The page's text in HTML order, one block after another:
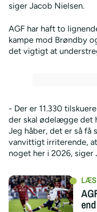
siger Jacob Nielsen.
AGF har haft to
kampe mod Brøndby
det vigtigt at
- Der er 11.330
der skal ødelægge det
Jeg håber, det er så få
vanvittigt irriterende,
noget her i 2026, siger